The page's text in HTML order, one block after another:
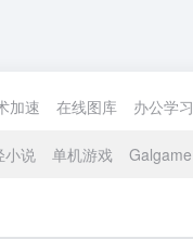
加速 在线图库 办公学习
小说 单机游戏 Galgame